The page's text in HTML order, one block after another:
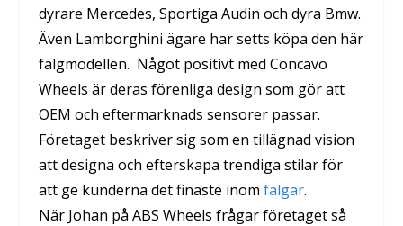
dyrare Mercedes, Sportiga Audin och dyra Bmw.
Även Lamborghini ägare har setts köpa den här
fälgmodellen. Något positivt med Concavo
Wheels är deras förenliga design som gör att
OEM och eftermarknads sensorer passar.
Företaget beskriver sig som en tillägnad vision
att designa och efterskapa trendiga stilar för
att ge kunderna det finaste inom fälgar.
När Johan på ABS Wheels frågar företaget så